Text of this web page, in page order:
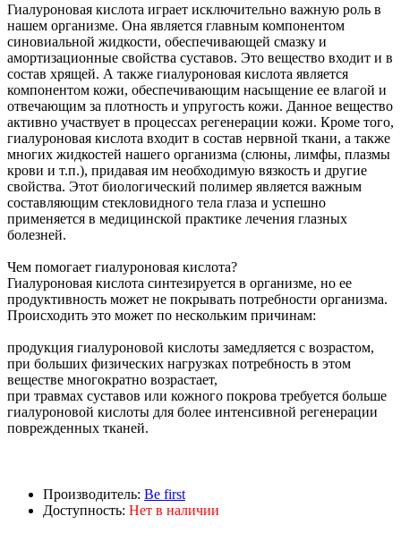
Гиалуроновая кислота играет исключительно важную роль в
нашем организме. Она является главным компонентом
синовиальной жидкости, обеспечивающей смазку и
амортизационные свойства суставов. Это вещество входит и в
состав хрящей. А также гиалуроновая кислота является
компонентом кожи, обеспечивающим насыщение ее влагой и
отвечающим за плотность и упругость кожи. Данное вещество
активно участвует в процессах регенерации кожи. Кроме того,
гиалуроновая кислота входит в состав нервной ткани, а также
многих жидкостей нашего организма (слюны, лимфы, плазмы
крови и т.п.), придавая им необходимую вязкость и другие
свойства. Этот биологический полимер является важным
составляющим стекловидного тела глаза и успешно
применяется в медицинской практике лечения глазных
болезней.
Чем помогает гиалуроновая кислота?
Гиалуроновая кислота синтезируется в организме, но ее
продуктивность может не покрывать потребности организма.
Происходить это может по нескольким причинам:
продукция гиалуроновой кислоты замедляется с возрастом,
при больших физических нагрузках потребность в этом
веществе многократно возрастает,
при травмах суставов или кожного покрова требуется больше
гиалуроновой кислоты для более интенсивной регенерации
поврежденных тканей.
Производитель: Be first
Доступность: Нет в наличии